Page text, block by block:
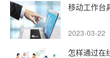
移动工作台
2023-03-22
怎样通过在